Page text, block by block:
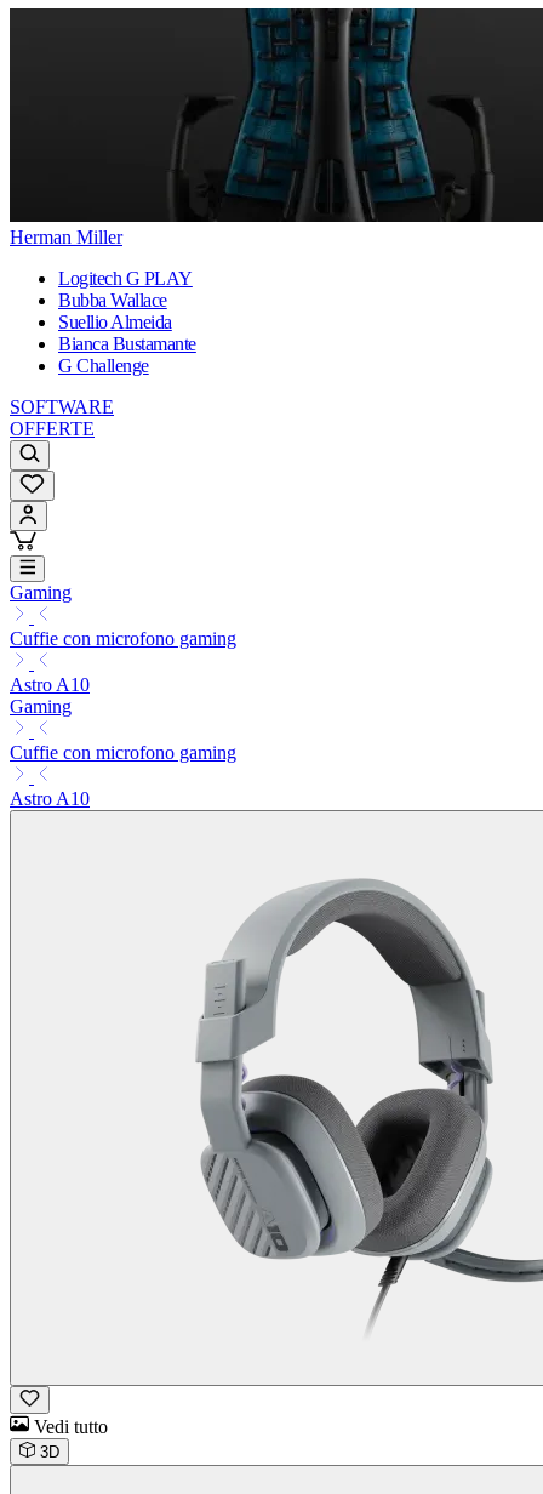
Herman Miller
Logitech G PLAY
Bubba Wallace
Suellio Almeida
Bianca Bustamante
G Challenge
SOFTWARE
OFFERTE
Gaming
Cuffie con microfono gaming
Astro A10
Gaming
Cuffie con microfono gaming
Astro A10
Vedi tutto
3D